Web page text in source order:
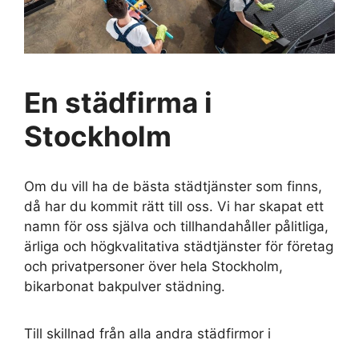
En städfirma i
Stockholm
Om du vill ha de bästa städtjänster som finns,
då har du kommit rätt till oss. Vi har skapat ett
namn för oss själva och tillhandahåller pålitliga,
ärliga och högkvalitativa städtjänster för företag
och privatpersoner över hela Stockholm,
bikarbonat bakpulver städning.
Till skillnad från alla andra städfirmor i